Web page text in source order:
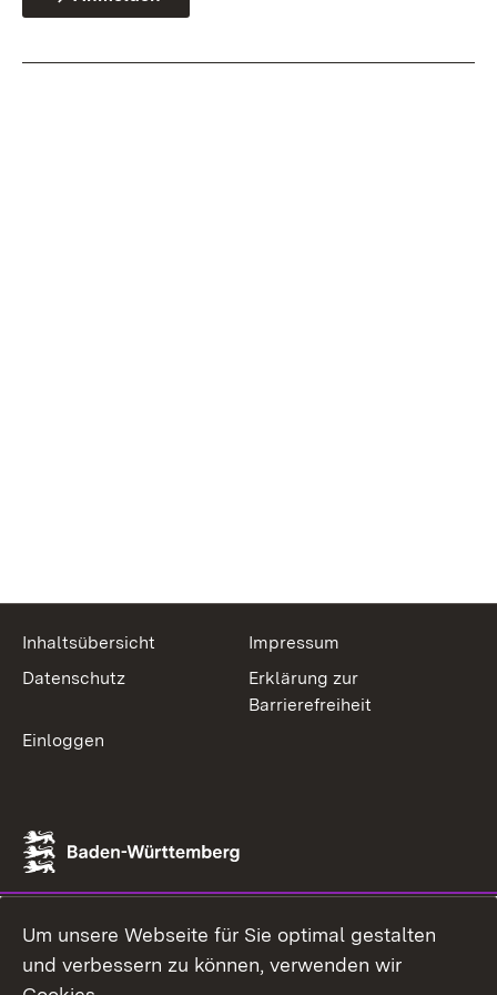
Inhaltsübersicht
Impressum
Datenschutz
Erklärung zur
Barrierefreiheit
Einloggen
Um unsere Webseite für Sie optimal gestalten
und verbessern zu können, verwenden wir